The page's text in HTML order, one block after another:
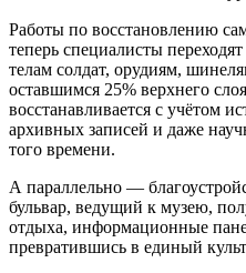
Работы по восстановлению
теперь специалисты
телам солдат, орудиям,
оставшимся 25% верхнего
восстанавливается с учётом
архивных записей и даже
того времени.
А параллельно —
бульвар, ведущий к музею,
отдыха, информационные
превратившись в единый